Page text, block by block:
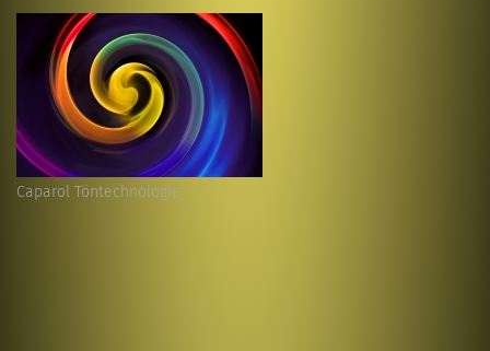
Caparol Töntechnologie